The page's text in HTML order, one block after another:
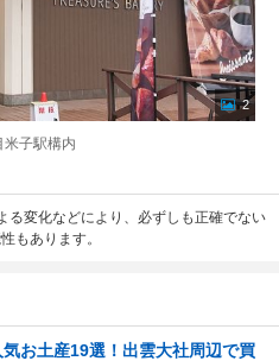
2
子駅構内
る変化などにより、必ずしも正確でない
もあります。
お土産19選！出雲大社周辺で買